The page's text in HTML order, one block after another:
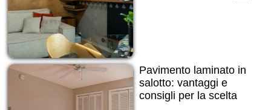
Pavimento laminato in
salotto: vantaggi e
consigli per la scelta